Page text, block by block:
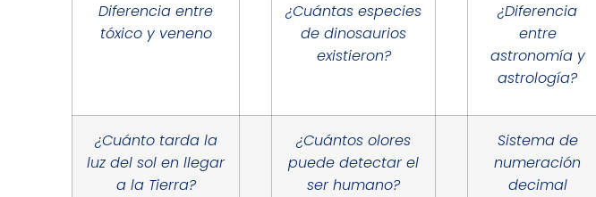
Diferencia entre
tóxico y veneno
¿Cuántas especies
de dinosaurios
existieron?
¿Diferencia
entre
astronomía y
astrología?
¿Cuánto tarda la
luz del sol en llegar
a la Tierra?
¿Cuántos olores
puede detectar el
ser humano?
Sistema de
numeración
decimal